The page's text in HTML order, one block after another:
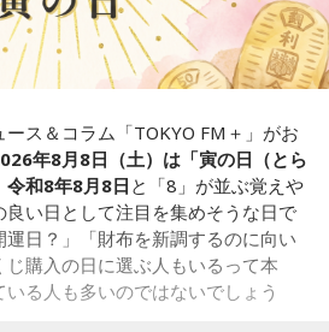
JAPAN
～13:53
（グランジ）、潮紗理菜
www.tfm.co.jp/countdownjapan/
ン。「元気」の「気」は中がお米
べて、元気をつけていってくださ
です。
ーソナリティの江原啓之
ュアルの基本です」
か……我慢しすぎ度90％
本音をギリギリまで溜め込んでい
」という不安から、言葉を飲み込
、あなたが少し本音を見せても、
せん。小さな「イヤ」から、言葉に
……我慢しすぎ度45％
た。裏を返せば、自分の意見に「言
」と、自信を持てずにいるのかも
たの考えには、ちゃんと意味があ
まずは思ったことを口にする練習
ス＆コラム「TOKYO FM＋」がお
年8月8日（土）は「寅の日（とら
令和8年8月8日 と「8」が並ぶ覚えや
い日として注目を集めそうな日で
運日？」「財布を新調するのに向い
購入の日に選ぶ人もいるって本
る人も多いのではないでしょう